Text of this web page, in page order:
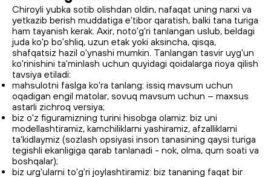
Chiroyli yubka sotib olishdan oldin, nafaqat uning narxi va
yetkazib berish muddatiga e'tibor qaratish, balki tana turiga
ham tayanish kerak. Axir, noto'g'ri tanlangan uslub, beldagi
juda ko'p bo'shliq, uzun etak yoki aksincha, qisqa,
shafqatsiz hazil o'ynashi mumkin. Tanlangan tasvir uyg'un
ko'rinishini ta'minlash uchun quyidagi qoidalarga rioya qilish
tavsiya etiladi:
mahsulotni faslga ko'ra tanlang: issiq mavsum uchun
oqadigan engil matolar, sovuq mavsum uchun – maxsus
astarli zichroq versiya;
biz o'z figuramizning turini hisobga olamiz: biz uni
modellashtiramiz, kamchiliklarni yashiramiz, afzalliklarni
ta'kidlaymiz (sozlash opsiyasi inson tanasining qaysi turiga
tegishli ekanligiga qarab tanlanadi - nok, olma, qum soati va
boshqalar);
biz urg'ularni to'g'ri joylashtiramiz: biz tananing faqat bir